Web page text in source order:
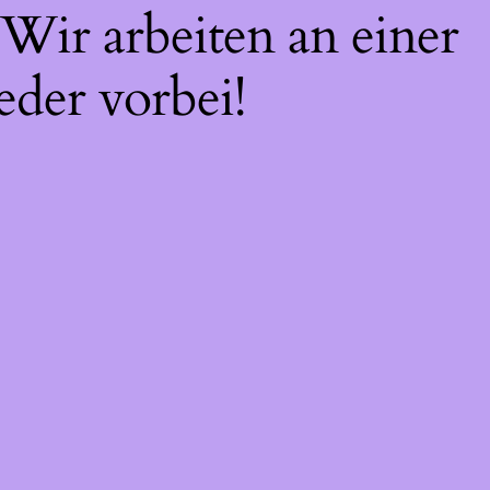
arbeiten an einer
vorbei!